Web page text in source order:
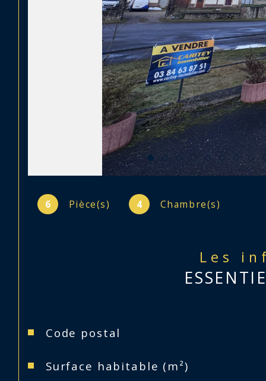
6 Pièce(s) 4 Chambre(s)
Les
Caractéristiques Valeurs
Code postal
Surface habitable (m²)